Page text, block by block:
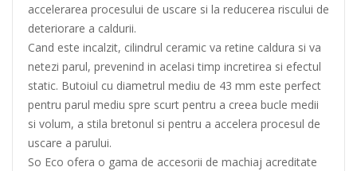
accelerarea procesului de uscare si la reducerea riscului de
deteriorare a caldurii.
Cand este incalzit, cilindrul ceramic va retine caldura si va
netezi parul, prevenind in acelasi timp incretirea si efectul
static. Butoiul cu diametrul mediu de 43 mm este perfect
pentru parul mediu spre scurt pentru a creea bucle medii
si volum, a stila bretonul si pentru a accelera procesul de
uscare a parului.
So Eco ofera o gama de accesorii de machiaj acreditate